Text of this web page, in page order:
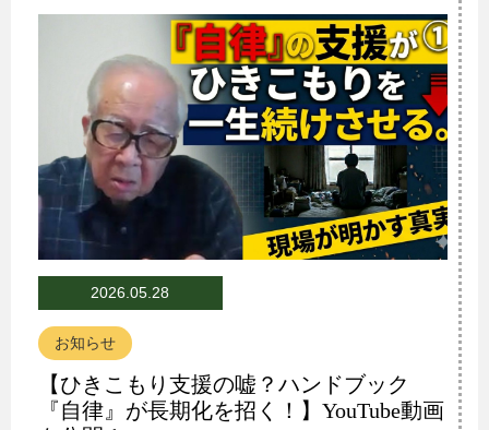
2026.05.28
お知らせ
【ひきこもり支援の嘘？ハンドブック
『自律』が長期化を招く！】YouTube動画